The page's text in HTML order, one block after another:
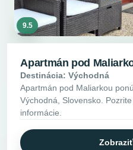
9.5
Apartmán pod
Destinácia: Východná
Apartmán pod Maliarkou
Východná, Slovensko.
informácie.